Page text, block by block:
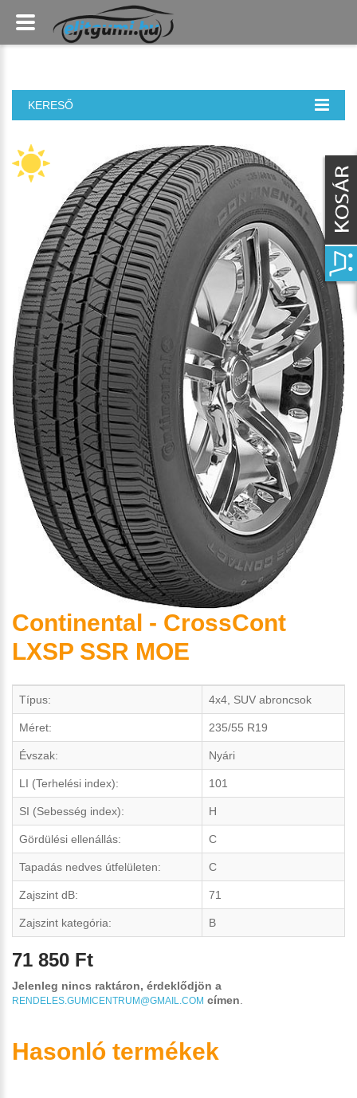
KERESŐ
Continental - CrossCont
LXSP SSR MOE
Típus: 4x4, SUV abroncsok
Méret: 235/55 R19
Évszak: Nyári
LI (Terhelési index): 101
SI (Sebesség index): H
Gördülési ellenállás: C
Tapadás nedves útfelületen: C
Zajszint dB: 71
Zajszint kategória: B
71 850 Ft
Jelenleg nincs raktáron, érdeklődjön a
RENDELES.GUMICENTRUM@GMAIL.COM címen
Hasonló termékek